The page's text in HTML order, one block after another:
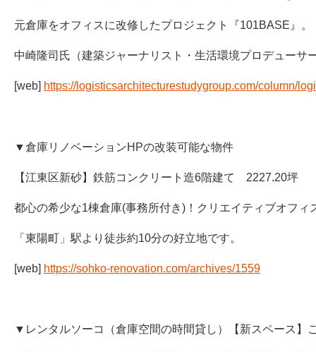
元倉庫をオフィスに改修したプロジェクト『101BASE』。
中崎隆司氏（建築ジャーナリスト・生活環境プロデューサ
[web] https://logisticsarchitecturestudygroup.com/column/
▼倉庫リノベーションHPの改装可能な物件
【江東区新砂】鉄筋コンクリート造6階建て 2227.20坪
都心の希少な1棟倉庫(事務所付き)！クリエイティブオフィ
「東陽町」駅より徒歩約10分の好立地です。
[web] https://sohko-renovation.com/archives/1559
▼レンタルソーコ（倉庫空間の時間貸し）【新スペース】